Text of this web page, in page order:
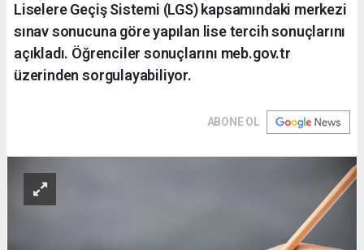
Liselere Geçiş Sistemi (LGS) kapsamındaki merkezi
sınav sonucuna göre yapılan lise tercih sonuçlarını
açıkladı. Öğrenciler sonuçlarını meb.gov.tr
üzerinden sorgulayabiliyor.
ABONE OL